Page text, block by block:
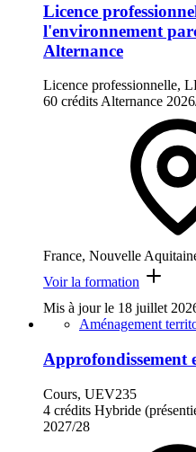
Licence
l'environnement
Alternance
Licence professionnelle,
60 crédits Alternance
France, Nouvelle
Voir la formation
Mis à jour le 18 juillet
Aménagement
Approfondissement
Cours, UEV235
4 crédits Hybride
2027/28